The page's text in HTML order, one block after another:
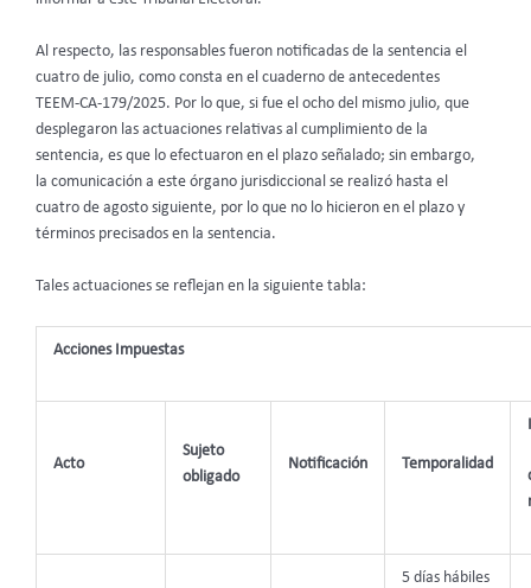
Al respecto, las responsables fueron notificadas de la sentencia el
cuatro de julio, como consta en el cuaderno de antecedentes
TEEM-CA-179/2025. Por lo que, si fue el ocho del mismo julio, que
desplegaron las actuaciones relativas al cumplimiento de la
sentencia, es que lo efectuaron en el plazo señalado; sin embargo,
la comunicación a este órgano jurisdiccional se realizó hasta el
cuatro de agosto siguiente, por lo que no lo hicieron en el plazo y
términos precisados en la sentencia.
Tales actuaciones se reflejan en la siguiente tabla:
Acciones Impuestas
Acto
Sujeto
obligado
Notificación Temporalidad
5 días hábiles